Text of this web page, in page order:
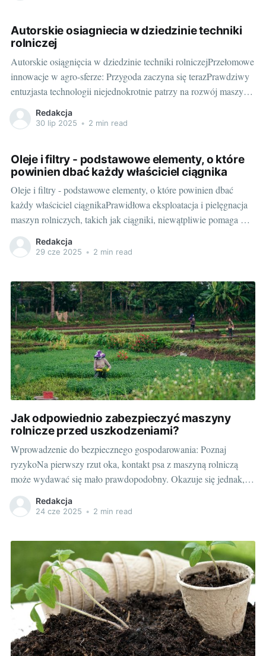
Autorskie osiagniecia w dziedzinie techniki
rolniczej
Autorskie osiągnięcia w dziedzinie techniki rolniczejPrzełomowe
innowacje w agro-sferze: Przygoda zaczyna się terazPrawdziwy
entuzjasta technologii niejednokrotnie patrzy na rozwój maszyn
rolniczych z podobnym zaciekawieniem jak na najnowsze
konsolki do gier. Przecież wciąż rosnąca automatyzacja, nowinki
Redakcja
30 lip 2025 • 2 min read
Oleje i filtry - podstawowe elementy, o które
powinien dbać każdy właściciel ciągnika
Oleje i filtry - podstawowe elementy, o które powinien dbać
każdy właściciel ciągnikaPrawidłowa eksploatacja i pielęgnacja
maszyn rolniczych, takich jak ciągniki, niewątpliwie pomaga w
utrzymaniu ich długowieczności i niezawodności. Na pierwszy
plan w tym aspekcie wysuwają się takie elementy jak oleje i filtry
Redakcja
29 cze 2025 • 2 min read
Jak odpowiednio zabezpieczyć maszyny
rolnicze przed uszkodzeniami?
Wprowadzenie do bezpiecznego gospodarowania: Poznaj
ryzykoNa pierwszy rzut oka, kontakt psa z maszyną rolniczą
może wydawać się mało prawdopodobny. Okazuje się jednak, że
wiele zwierząt gospodarskich, w tym psy, może stanowić
nieoczekiwane zagrożenie dla różnego rodzaju urządzeń rolnych.
elementach takich jak
Redakcja
24 cze 2025 • 2 min read